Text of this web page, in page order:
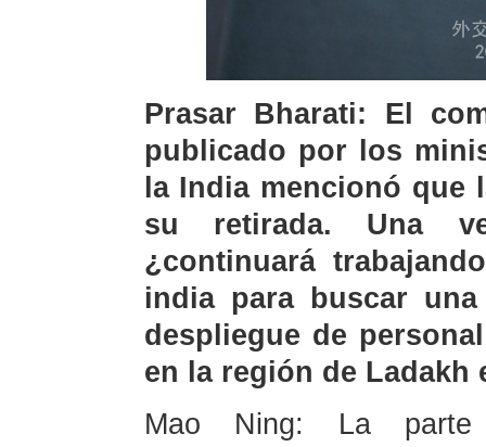
Prasar Bharati: El
publicado por los
la India mencionó que
su retirada. Una
¿continuará
india para buscar
despliegue de
en la región de Ladakh
Mao Ning: La